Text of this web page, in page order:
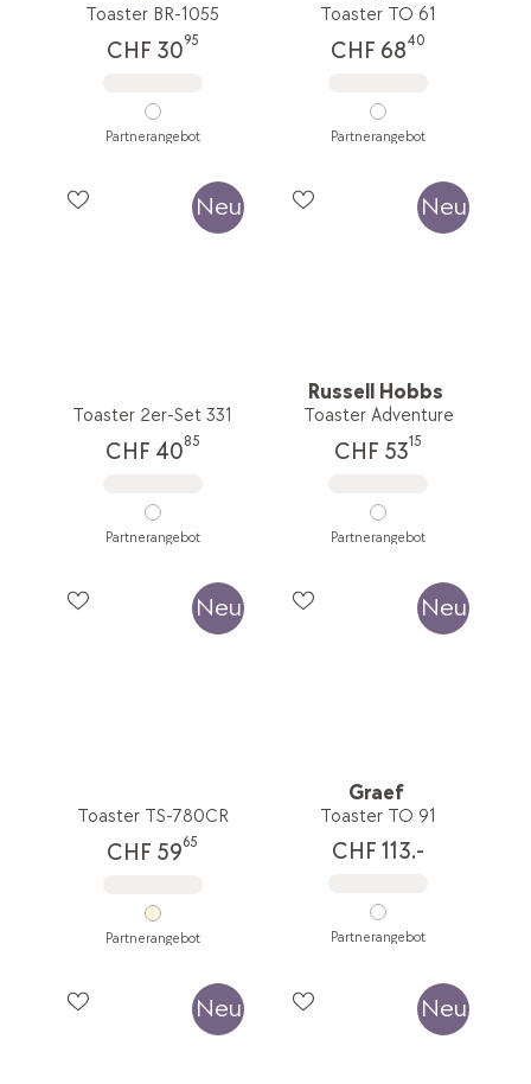
Toaster BR-1055
CHF 3095
Partnerangebot
Toaster TO 61
CHF 6840
Partnerangebot
Neu
Toaster 2er-Set 331
CHF 4085
Partnerangebot
Neu
Russell Hobbs
Toaster Adventure
CHF 5315
Partnerangebot
Neu
Toaster TS-780CR
CHF 5965
Partnerangebot
Neu
Graef
Toaster TO 91
CHF 113.-
Partnerangebot
Neu Neu